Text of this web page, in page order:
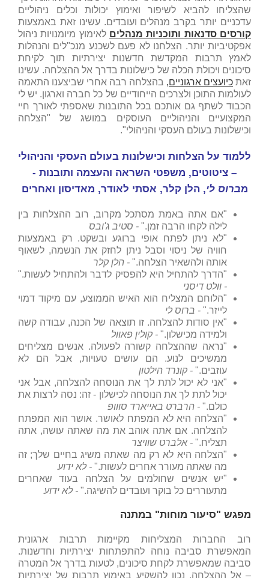
שהצליחו להביא לשיפור ואימוץ יכולות וכלים ניהוליים
עדכניים יותר בקרב מנהלים ועובדים. עשינו זאת באמצעות
קורסים סדנאות ותוכניות מנהלים לאימוץ מיומנויות ניהול
אפקטיביות יותר. הצלחנו לא פעם לשכנע מנכ"לים והנהלות
לאמץ תרבות המקדשת חדשנות יצירתיות תוך לקיחת
סיכונים ויכולת הכלה של כישלונות בדרך אל ההצלחה. עשינו
זאת כיועצים ארגוניים, בהצלחה רבה אחרי שביצענו התאמה
לעולמות התוכן ולצרכים הייחודיים של כל חברה וארגון. יש לי
הכבוד לשתף גם אותכם בכל התובנות שאספתי לאורך חיי
המקצועיים והניהוליים העוסקים במושג של "הצלחה
וכישלונות בעולם העסקי והניהולי".
ללמוד על הצלחות וכישלונות בעולם העסקי והניהולי
– ציטוטים, משפטי השראה והעצמה ותובנות -
מברוס לי, הלן קלר, אסתי לאודר, מאדיסון ואחרים
"אם אתה באמת מסתכל מקרוב, רוב ההצלחות בין
לילה לקחו הרבה זמן." - סטיב ג'ובס
"לא ניתן לפתח אופי ברוגע ובשקט. רק באמצעות
חוויה של ניסוי וסבל ניתן לחזק את הנשמה, לשאוף
אותה ולהשאיר הצלחה." - הלן קלר
"הדרך להתחיל היא להפסיק לדבר ולהתחיל לעשות."
- וולט דיסני
"הלוחם המצליח הוא האיש הממוצע, עם מיקוד דמוי
לייזר." - ברוס לי
"אין סודות להצלחה. זו תוצאה של הכנה, עבודה קשה
ולמידה מכישלון." - קולין פאוול
"נראה שההצלחה קשורה לפעולה. אנשים מצליחים
ממשיכים לנוע. הם עושים טעויות, אבל הם לא
עוזבים." - קונרד הילטון
"אני לא יכול לתת לך את הנוסחה להצלחה, אבל אני
יכול לתת לך את הנוסחה לכישלון - זה: נסה לרצות את
כולם." - הרברט באייארד סווופ
"הצלחה היא לא המפתח לאושר. אושר הוא המפתח
להצלחה. אם אתה אוהב את מה שאתה עושה, אתה
תצליח." - אלברט שוויצר
"הצלחה היא לא רק מה שאתה משיג בחיים שלך; זה
מה שאתה מעורר אחרים לעשות." - לא ידוע
"יש אנשים שחולמים על הצלחה בעוד שאחרים
מתעוררים כל בוקר ועובדים להשיגה." - לא ידוע
מפגש "סיעור מוחות" במתנה
רוב החברות המצליחות מקיימות תרבות ארגונית
המאפשרת סביבה נוחה להתפתחות יצירתיות וחדשנות.
סביבה שמאפשרת לקחת סיכונים, לטעות בדרך אל המטרה
– אל ההצלחה. נכון להשקיע באימוץ תרבות של יצירתיות